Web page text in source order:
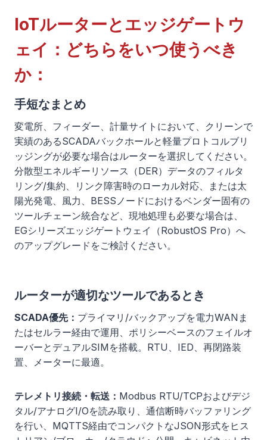
IoTルーターとエッジゲートウ
ェイ：どちらをいつ使うべき
か：
手短なまとめ
変電所、フィーダー、計量サイトにおいて、クリーンで
実績のあるSCADAバックホールと軽量プロトコルブリ
ッジングが必要な場合はルーターを選択してください。
分散型エネルギーリソース（DER）データのフィルタ
リング/集約、リンク障害時のローカル対応、または太
陽光発電、風力、BESSノードにおけるベンダー固有の
ツールチェーン統合など、現地処理も必要な場合は、
EGシリーズエッジゲートウェイ（RobustOS Pro）へ
のアップグレードをご検討ください。
ルーターが適切なツールであるとき
SCADA優先： プライマリ/バックアップを電力WANま
たはセルラー経由で運用、ポリシーベースのフェイルオ
ーバーとデュアルSIMを搭載。RTU、IED、再閉路装
置、メーターに最適。
テレメトリ接続・転送： Modbus RTU/TCPおよびデジ
タル/アナログI/Oを読み取り、通信断時バッファリング
を行い、MQTTS経由でコンパクトなJSON形式をヒス